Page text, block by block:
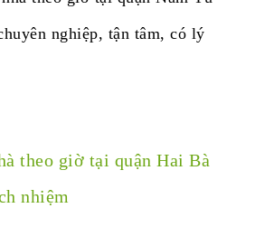
nghiệp, tận tâm, có lý
theo giờ tại quận Hai Bà
nhiệm